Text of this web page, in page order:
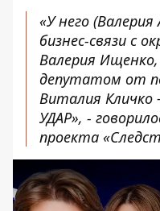
«У него
бизнес-связи с
Валерия
депутатом от
Виталия Кличко
УДАР», -
проекта